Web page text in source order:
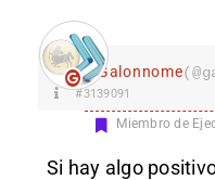
Galonnome
#3139091
Miembro de
Si hay algo